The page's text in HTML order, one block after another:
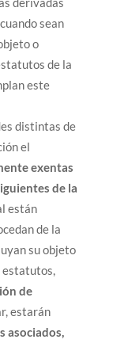
sean
o
de la
este
distintas de
el
exentas
de la
están
de la
su objeto
de
estarán
asociados,